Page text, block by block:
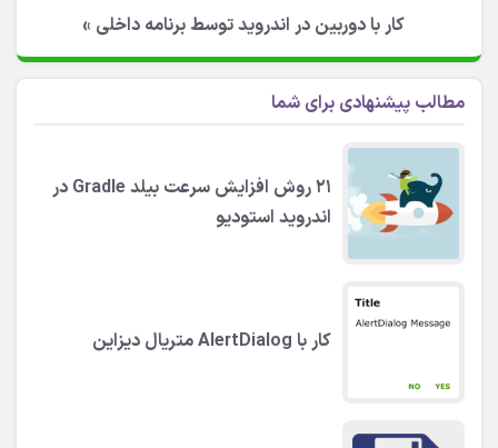
کار با دوربین در اندروید توسط برنامه داخلی »
مطالب پیشنهادی برای شما
۲۱ روش افزایش سرعت بیلد Gradle در
اندروید استودیو
کار با AlertDialog متریال دیزاین